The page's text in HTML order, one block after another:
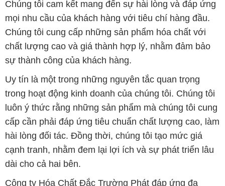
Uy tín là một trong những nguyên tắc quan trọng
trong hoạt động kinh doanh của chúng tôi. Chúng tôi
luôn ý thức rằng những sản phẩm mà chúng tôi cung
cấp cần phải đáp ứng tiêu chuẩn chất lượng cao, làm
hài lòng đối tác. Đồng thời, chúng tôi tạo mức giá
cạnh tranh, nhằm đem lại lợi ích và sự phát triển lâu
dài cho cả hai bên.
Công ty Hóa Chất Đắc Trường Phát đáp ứng đa
dạng các nhu cầu về hóa chất, phục vụ cho tất cả
các ngành nghề và lĩnh vực sản xuất khác nhau tại
TP. Hồ Chí Minh. Sứ mệnh của chúng tôi là cung cấp
và phân phối những sản phẩm hóa chất đáng tin cậy,